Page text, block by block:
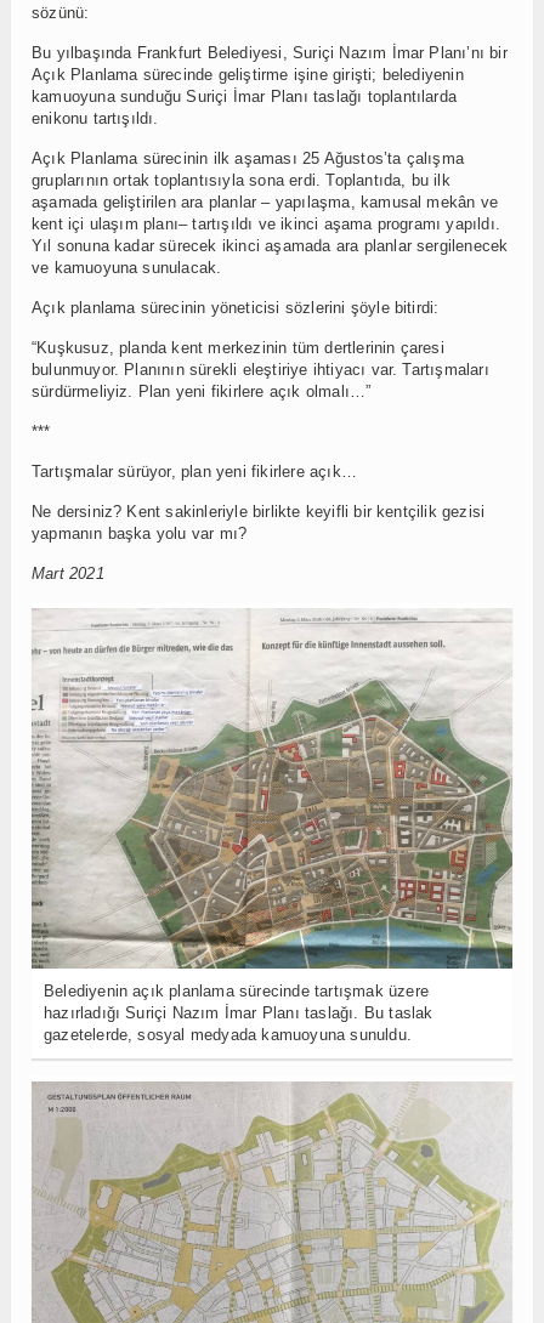
sözünü:
Bu yılbaşında Frankfurt Belediyesi, Suriçi Nazım İmar Planı’nı bir
Açık Planlama sürecinde geliştirme işine girişti; belediyenin
kamuoyuna sunduğu Suriçi İmar Planı taslağı toplantılarda
enikonu tartışıldı.
Açık Planlama sürecinin ilk aşaması 25 Ağustos’ta çalışma
gruplarının ortak toplantısıyla sona erdi. Toplantıda, bu ilk
aşamada geliştirilen ara planlar – yapılaşma, kamusal mekân ve
kent içi ulaşım planı– tartışıldı ve ikinci aşama programı yapıldı.
Yıl sonuna kadar sürecek ikinci aşamada ara planlar sergilenecek
ve kamuoyuna sunulacak.
Açık planlama sürecinin yöneticisi sözlerini şöyle bitirdi:
“Kuşkusuz, planda kent merkezinin tüm dertlerinin çaresi
bulunmuyor. Planının sürekli eleştiriye ihtiyacı var. Tartışmaları
sürdürmeliyiz. Plan yeni fikirlere açık olmalı…”
***
Tartışmalar sürüyor, plan yeni fikirlere açık…
Ne dersiniz? Kent sakinleriyle birlikte keyifli bir kentçilik gezisi
yapmanın başka yolu var mı?
Mart 2021
Belediyenin açık planlama sürecinde tartışmak üzere
hazırladığı Suriçi Nazım İmar Planı taslağı. Bu taslak
gazetelerde, sosyal medyada kamuoyuna sunuldu.